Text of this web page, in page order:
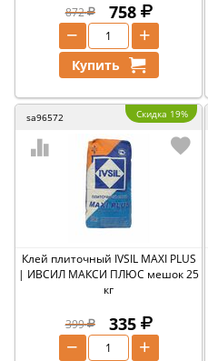
872 758
+
−
Купить
sa96572 Скидка 19%
Клей плиточный IVSIL MAXI PLUS
| ИВСИЛ МАКСИ ПЛЮС мешок 25
кг
399 335
+
−